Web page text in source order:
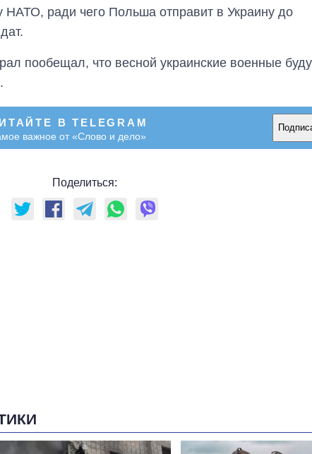
НАТО, ради чего Польша отправит в Украину до
пообещал, что весной украинские военные
В TELEGRAM
важное от «Слово и дело»
Поделиться: